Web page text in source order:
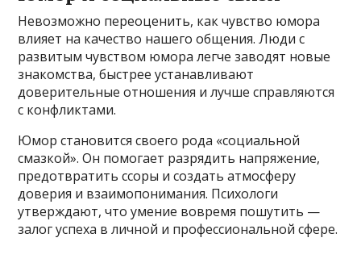
Невозможно переоценить, как чувство юмора
влияет на качество нашего общения. Люди с
развитым чувством юмора легче заводят новые
знакомства, быстрее устанавливают
доверительные отношения и лучше справляются
с конфликтами.
Юмор становится своего рода «социальной
смазкой». Он помогает разрядить напряжение,
предотвратить ссоры и создать атмосферу
доверия и взаимопонимания. Психологи
утверждают, что умение вовремя пошутить —
залог успеха в личной и профессиональной сфере.